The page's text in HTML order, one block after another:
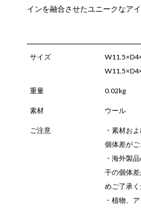
インを融合させたユニークなア
サイズ
重量 0.02kg
素材 ウール
ご注意
・素材お
個体差がご
・海外製
干の個体
めご了承く
・植物、